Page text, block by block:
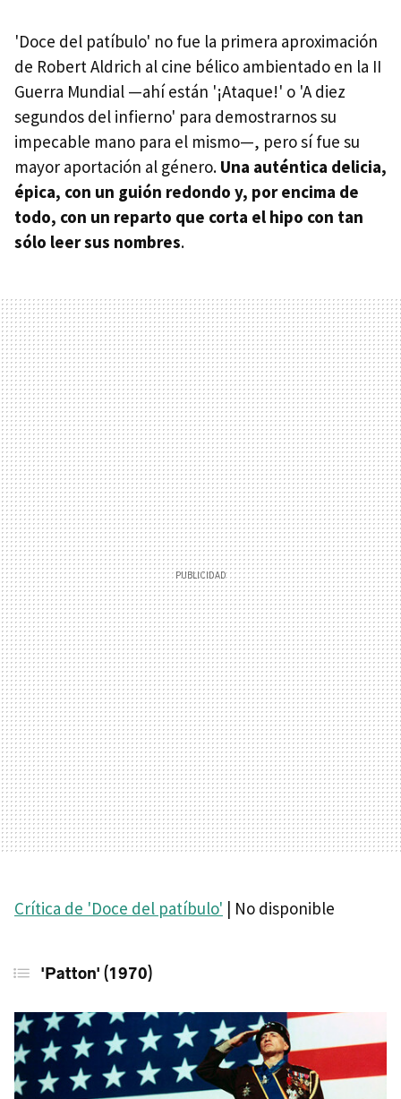
'Doce del patíbulo' no fue la primera aproximación
de Robert Aldrich al cine bélico ambientado en la II
Guerra Mundial —ahí están '¡Ataque!' o 'A diez
segundos del infierno' para demostrarnos su
impecable mano para el mismo—, pero sí fue su
mayor aportación al género. Una auténtica delicia,
épica, con un guión redondo y, por encima de
todo, con un reparto que corta el hipo con tan
sólo leer sus nombres.
Crítica de 'Doce del patíbulo' | No disponible
'Patton' (1970)